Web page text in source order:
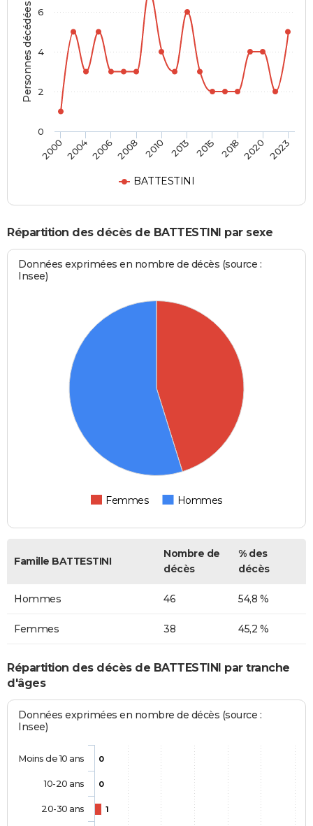
Personnes décédées
BATTESTINI
2000 200420062008 2010 2013 2015 2018 2020 2023
0
2
4
6
Répartition des décès de BATTESTINI par sexe
Données exprimées en nombre de décès (source :
Insee)
Femmes Hommes
Famille BATTESTINI
Nombre de
décès
% des
décès
Hommes 46 54,8 %
Femmes 38 45,2 %
Répartition des décès de BATTESTINI par tranche
d'âges
Données exprimées en nombre de décès (source :
Insee)
0
0
1
Moins de 10 ans
10-20 ans
20-30 ans